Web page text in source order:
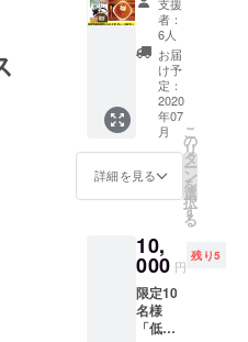
目６－
１７ 電
話番
号：06-
6225-
7175
期限は
2021年
6月まで
です。
いない
方にも
食べて
頂きた
い美味
しさで
す。 低
糖質パ
フェを
わって
みてく
状況に
よって
メ
ニュー
は変更
ありま
す。 ※
こちら
のチ
ケット
の有効
期限は
2021年
6月まで
です。
ら…」
、「糖
質制限
をして
いるか
ら！」
と、食
べたく
ても
グッと
ませ
ん。
「華
美」の
デザー
トは、
崎１丁
目６－
１７ 電
話番
号：06-
6225-
7175
質
cafe&b
ar華
美」特
製低糖
質レト
ルトチ
キンカ
レーの
10個
セット
をクラ
ファン
ディン
グ特別
価格で
お届け
しま
者：
6人
お届
け予
定：
2020
年07
月
詳細を見る
こ
の
リ
タ
ー
ン
を
選
択
す
る
10,
000 円
残り5
限定10
名様
「低糖